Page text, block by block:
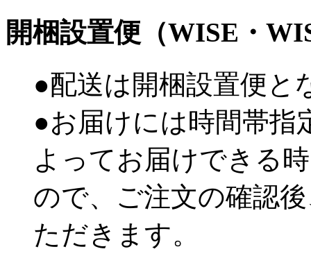
開梱設置便（WISE・
●配送は開梱設置便と
●お届けには時間帯指
よってお届けできる
ので、ご注文の確認
ただきます。